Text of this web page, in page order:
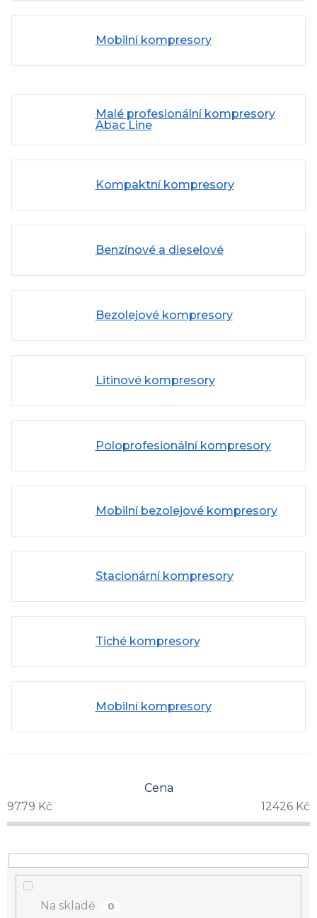
Mobilní kompresory
Malé profesionální kompresory
Abac Line
Kompaktní kompresory
Benzínové a dieselové
Bezolejové kompresory
Litinové kompresory
Poloprofesionální kompresory
Mobilní bezolejové kompresory
Stacionární kompresory
Tiché kompresory
Mobilní kompresory
Cena
9779 Kč 12426 Kč
Na skladě 0